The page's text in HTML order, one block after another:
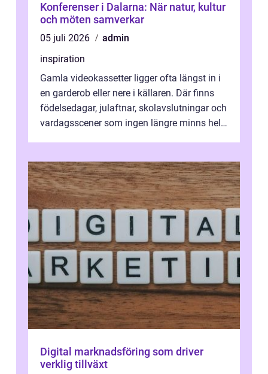
Konferenser i Dalarna: När natur, kultur
och möten samverkar
05 juli 2026
admin
inspiration
Gamla videokassetter ligger ofta längst in i
en garderob eller nere i källaren. Där finns
födelsedagar, julaftnar, skolavslutningar och
vardagsscener som ingen längre minns helt.
Digital marknadsföring som driver
verklig tillväxt